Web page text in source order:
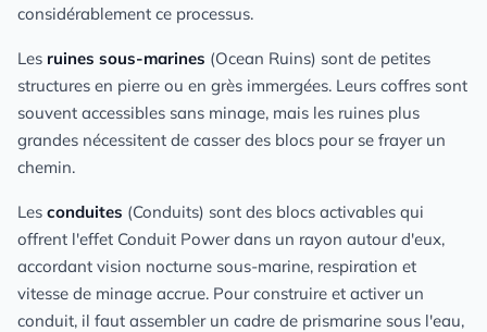
considérablement ce processus.
Les ruines sous-marines (Ocean Ruins) sont de petites
structures en pierre ou en grès immergées. Leurs coffres sont
souvent accessibles sans minage, mais les ruines plus
grandes nécessitent de casser des blocs pour se frayer un
chemin.
Les conduites (Conduits) sont des blocs activables qui
offrent l'effet Conduit Power dans un rayon autour d'eux,
accordant vision nocturne sous-marine, respiration et
vitesse de minage accrue. Pour construire et activer un
conduit, il faut assembler un cadre de prismarine sous l'eau,